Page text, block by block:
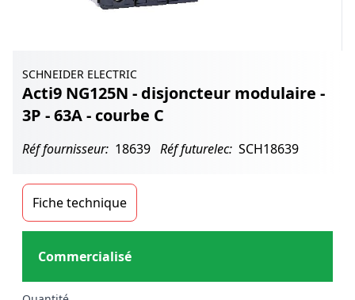
SCHNEIDER ELECTRIC
Acti9 NG125N - disjoncteur modulaire -
3P - 63A - courbe C
Réf fournisseur: 18639 Réf futurelec: SCH18639
Fiche technique
Commercialisé